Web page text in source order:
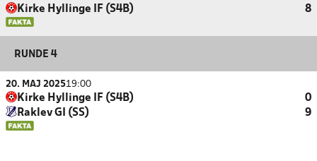
Kirke Hyllinge IF (S4B)
8
RUNDE 4
20. MAJ 202519:00
Kirke Hyllinge IF (S4B)
0
Raklev GI (SS)
9